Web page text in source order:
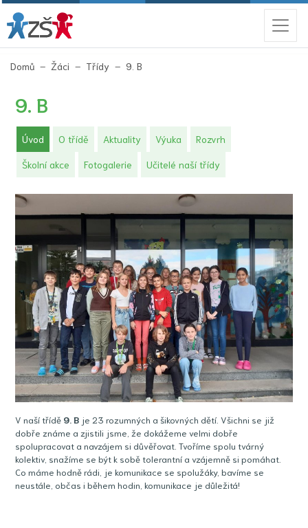
Domů Žáci Třídy 9. B
9. B
Úvod (aktuální)
O třídě Aktuality Výuka Rozvrh
Školní akce Fotogalerie Učitelé naší třídy
V naší třídě 9 . B je 23 rozumných a šikovných dětí. Všichni se již
dobře známe a zjistili jsme, že dokážeme velmi dobře
spolupracovat a navzájem si důvěřovat. Tvoříme spolu tvárný
kolektiv, snažíme se být k sobě tolerantní a vzájemně si pomáhat.
Co máme hodně rádi, je komunikace se spolužáky, bavíme se
neustále, občas i během hodin, komunikace je důležitá!